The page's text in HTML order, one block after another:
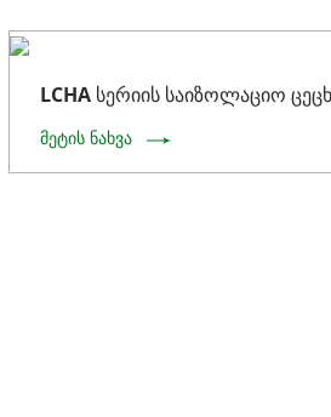
LCHA სერიის საიზოლაციო
მეტის ნახვა